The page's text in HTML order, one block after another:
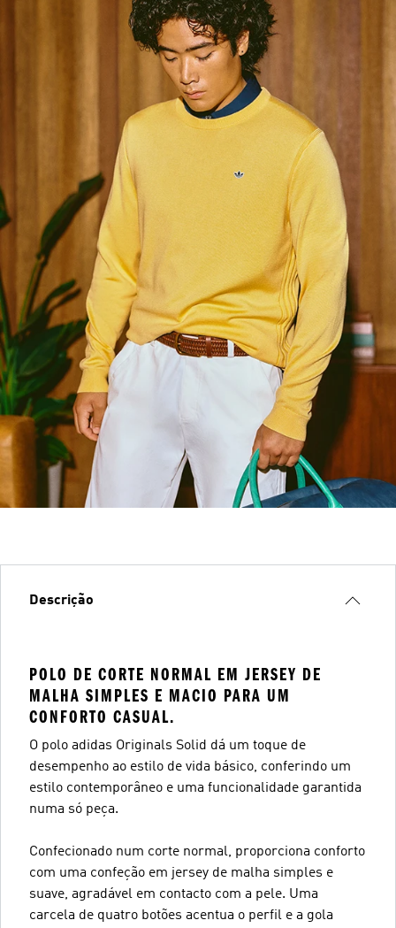
Descrição
POLO DE CORTE NORMAL EM JERSEY DE
MALHA SIMPLES E MACIO PARA UM
CONFORTO CASUAL.
O polo adidas Originals Solid dá um toque de
desempenho ao estilo de vida básico, conferindo um
estilo contemporâneo e uma funcionalidade garantida
numa só peça.
Confecionado num corte normal, proporciona conforto
com uma confeção em jersey de malha simples e
suave, agradável em contacto com a pele. Uma
carcela de quatro botões acentua o perfil e a gola